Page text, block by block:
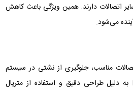
اتصالات دارند. همین ویژگی باعث کاهش
می‌شود.
مناسب، جلوگیری از نشتی در سیستم
لوله‌کشی است. اتصالات PVC به دلیل طراحی دقیق و استفاده از متریال